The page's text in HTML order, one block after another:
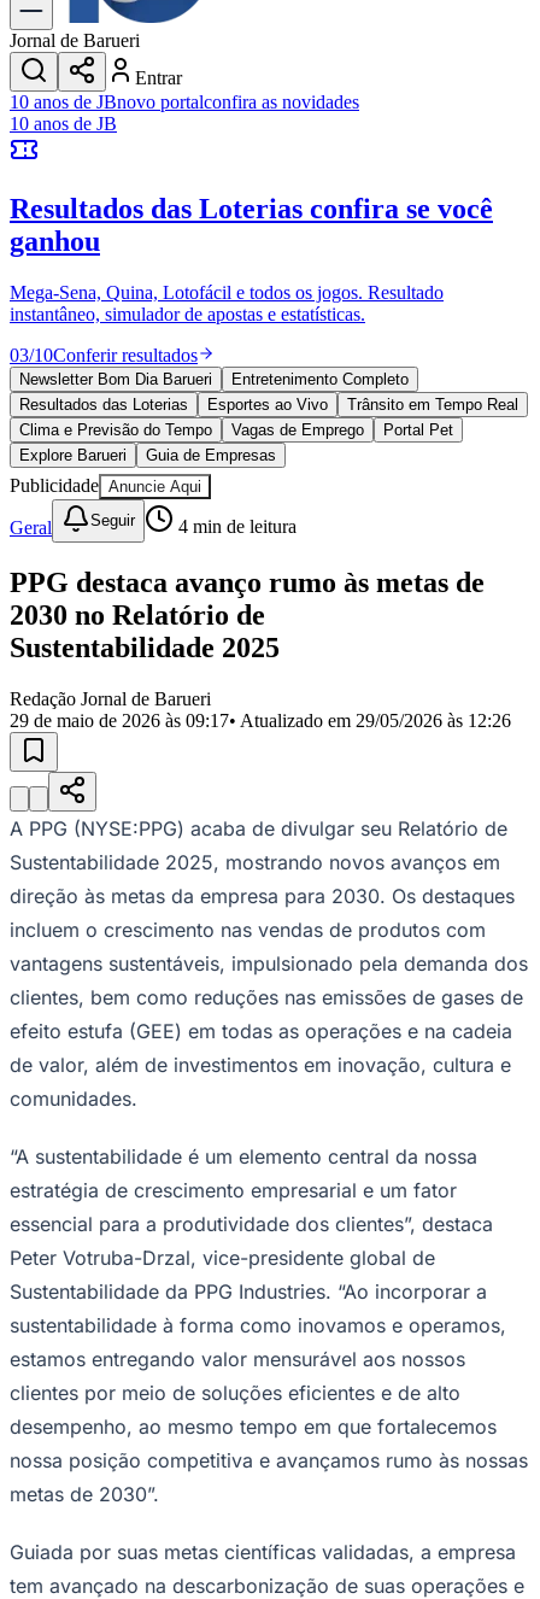
Dia a Dia & Lazer
Transportes
Gastronomia
Cinema & Shows
JogosNovo
Anuncie no Portal
Cadastrar Empresa
Divulgar Vagas
Política
Esportes
Saúde
Segurança
Cultura
Meio Ambiente
Obras
Educação
Bairros de Barueri
Selecione sua regiãoPara notícias da sua região
AldeiaAldeia da SerraAldeia de Barueri
JubranBelvalBethavilleBoa
RegiãoCotiaCruz PretaEngenho Novo
MilitarItapeviJandiraJardim AudirJardim BelvalJardim
EsperançaJardim Graziela
JulioJardim Líbano
MutingaJardim Paraíso
LuísJardim São PedroJardim São SilvestreJardim SilveiraJardim
TupãJardim Tupanci MutingaNova AldeinhaOsascoParque dos
Parque Santa Luzia Parque Viana
do Bom JesusRecanto PhrynéaSantana de
ParnaíbaSilveiraTamboréVale do SolVila BarrosVila Boa Vista
do Conde
Vila Engenho Novo Vila Márcia
Vila Nossa Sra. da
EscadaVila PortoVotupoca
Para Sua Empresa
Anuncie no Portal
Divulgar VagasNovo
Publicidade Legal
Turismo
Segurança Regional
Hospitais Estaduais
Parques & Represas
Cidades da Região
Santana de Parnaíba OsascoCarapicuíbaJandiraItapeviCotiaPirapora
do Bom Jesus
Araçariguama Cajamar Caieiras
Franco da
RochaFrancisco MoratoTaboão da SerraEmbu das ArtesSão Roque
Para Sua Empresa
Anuncie Regional
Vagas na RegiãoNovo
Hub de Negócios
Guia Comercial
Portal Educacional
Agenda de Vestibulares
Vagas de Emprego
Jornal de Barueri
Entrar
10 anos de JBnovo portalconfira as novidades
10 anos de JB
Resultados das Loterias confira se você
ganhou
Mega-Sena, Quina, Lotofácil e todos os jogos. Resultado
instantâneo, simulador de apostas e estatísticas.
03/10Conferir resultados
Newsletter Bom Dia Barueri
Entretenimento Completo
Resultados das Loterias
Esportes ao Vivo
Trânsito em Tempo Real
Clima e Previsão do Tempo
Vagas de Emprego
Portal Pet
Explore Barueri
Guia de Empresas
Publicidade Anuncie Aqui
Geral Seguir 4 min de leitura
PPG destaca avanço rumo às metas de
2030 no Relatório de
Sustentabilidade 2025
Redação Jornal de Barueri
29 de maio de 2026 às 09:17• Atualizado em 29/05/2026 às 12:26
A PPG (NYSE:PPG) acaba de divulgar seu Relatório de
Sustentabilidade 2025, mostrando novos avanços em
direção às metas da empresa para 2030. Os destaques
incluem o crescimento nas vendas de produtos com
vantagens sustentáveis, impulsionado pela demanda dos
clientes, bem como reduções nas emissões de gases de
efeito estufa (GEE) em todas as operações e na cadeia
de valor, além de investimentos em inovação, cultura e
comunidades.
“A sustentabilidade é um elemento central da nossa
estratégia de crescimento empresarial e um fator
essencial para a produtividade dos clientes”, destaca
Peter Votruba-Drzal, vice-presidente global de
Sustentabilidade da PPG Industries. “Ao incorporar a
sustentabilidade à forma como inovamos e operamos,
estamos entregando valor mensurável aos nossos
clientes por meio de soluções eficientes e de alto
desempenho, ao mesmo tempo em que fortalecemos
nossa posição competitiva e avançamos rumo às nossas
metas de 2030”.
Guiada por suas metas científicas validadas, a empresa
tem avançado na descarbonização de suas operações e